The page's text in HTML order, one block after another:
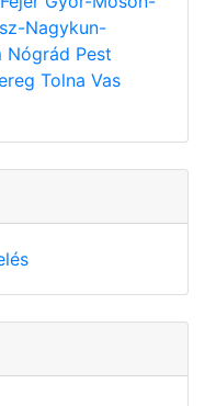
Nagykun-
Nógrád Pest
Tolna Vas